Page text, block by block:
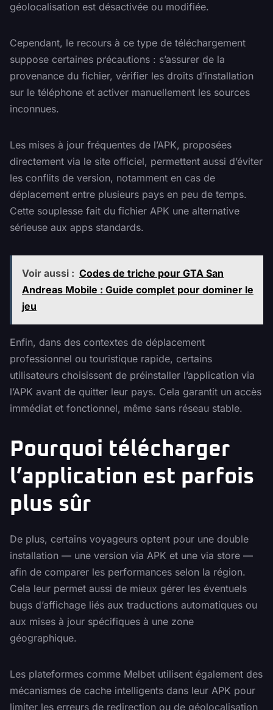
géolocalisation est désactivée ou modifiée.
Cependant, le recours à ce type de téléchargement
suppose certaines précautions : s’assurer de la
provenance du fichier, vérifier les droits d’installation
sur le téléphone et activer manuellement les sources
inconnues.
Les mises à jour fréquentes de l’APK, proposées
directement via le site officiel, permettent aussi d’éviter
les conflits de version, notamment en cas de
déplacement entre plusieurs pays en peu de temps.
Cette souplesse fait du fichier APK une alternative
sérieuse aux apps standards.
Voir aussi : Codes de triche pour GTA San
Andreas Mobile : Guide complet pour dominer le
jeu
Enfin, dans des contextes de déplacement
professionnel ou touristique rapide, certains
utilisateurs choisissent de préinstaller l’application via
l’APK avant de quitter leur pays. Cela garantit un accès
immédiat et fonctionnel, même sans réseau stable.
Pourquoi télécharger
l’application est parfois
plus sûr
De plus, certains voyageurs optent pour une double
installation — une version via APK et une via store —
afin de comparer les performances selon la région.
Cela leur permet aussi de mieux gérer les éventuels
bugs d’affichage liés aux traductions automatiques ou
aux mises à jour spécifiques à une zone
géographique.
Les plateformes comme Melbet utilisent également des
mécanismes de cache intelligents dans leur APK pour
limiter les erreurs de redirection ou de géolocalisation